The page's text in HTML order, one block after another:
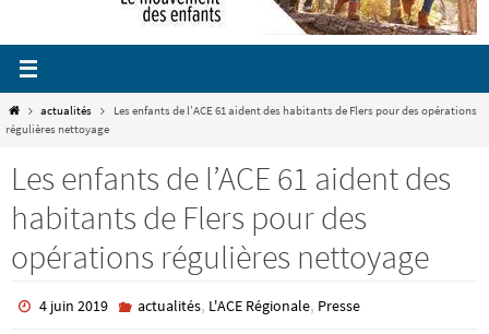
Homeactualités
Les enfants de l’ACE 61 aident des habitants de Flers pour des opérations
régulières nettoyage
Les enfants de l’ACE 61 aident des
habitants de Flers pour des
opérations régulières nettoyage
4 juin 2019 actualités, L'ACE Régionale, Presse